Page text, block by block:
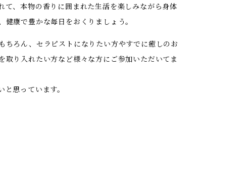
て、本物の香りに囲まれた生活を楽しみながら身体
康で豊かな毎日をおくりましょう。
ちろん、セラピストになりたい方やすでに癒しのお
取り入れたい方など様々な方にご参加いただいてま
思っています。